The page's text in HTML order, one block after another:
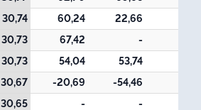
30,74 60,24
22,66
30,73 67,42
-
30,73 54,04 53,74
30,67 -20,69 -54,46
30,65 -
-